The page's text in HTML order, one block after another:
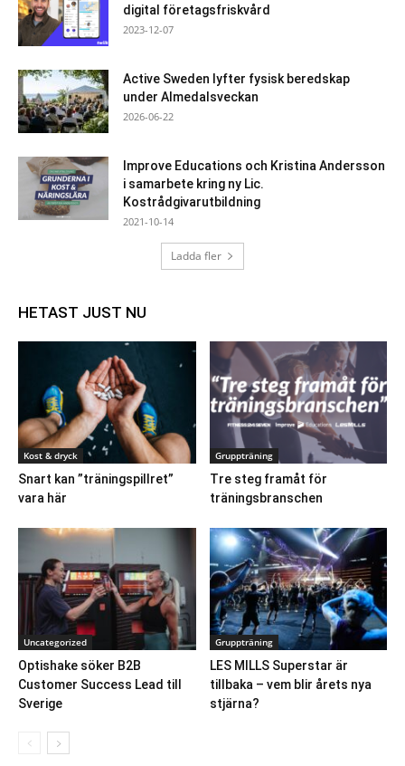
digital företagsfriskvård
2023-12-07
Active Sweden lyfter fysisk beredskap
under Almedalsveckan
2026-06-22
Improve Educations och Kristina Andersson
i samarbete kring ny Lic.
Kostrådgivarutbildning
2021-10-14
Ladda fler
HETAST JUST NU
Kost & dryck
Snart kan ”träningspillret”
vara här
Gruppträning
Tre steg framåt för
träningsbranschen
Uncategorized
Optishake söker B2B
Customer Success Lead till
Sverige
Gruppträning
LES MILLS Superstar är
tillbaka – vem blir årets nya
stjärna?